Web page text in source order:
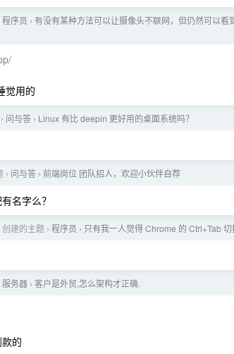
程序员 › 有没有某种方法可以让摄像头不联网，但仍然可以看
觉用的
› 问与答 › Linux 有比 deepin 更好用的桌面系统吗？
› 问与答 › 前端岗位 团队招人，欢迎小伙伴自荐
名字么？
创建的主题 › 程序员 › 只有我一人觉得 Chrome 的 Ctrl+Tab
服务器 › 客户是外贸,怎么架构才正确.
的